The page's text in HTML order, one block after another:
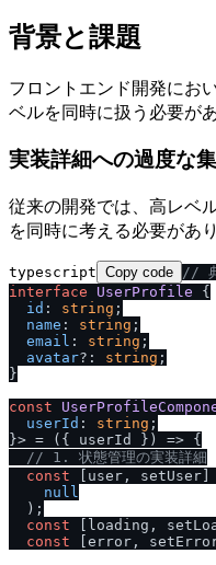
背景と課題
フロントエンド開発にお
ベルを同時に扱う必要が
実装詳細への過度な
従来の開発では、高レベ
を同時に考える必要があ
typescript Copy code / /
interface
UserProfile {
id : string ;
name : string ;
email : string ;
avatar?: string ;
}
const
userId : string ;
}> =
( { userId } ) => {
/ / 1. 状態管理の実装詳細
const [user, setUser]
null
  );
const [loading,
const [error,